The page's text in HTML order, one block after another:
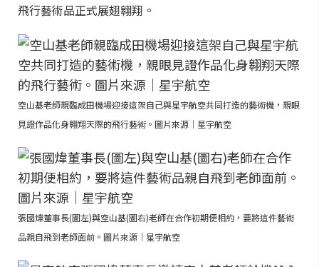
飛行藝術品正式展翅翱翔。
空山基老師親臨成田機場迎接這架自己與星宇航空共同打造的藝術機，親眼
見證作品化身翱翔天際的飛行藝術。圖片來源｜星宇航空
張國煒董事長(圖左)與空山基(圖右)老師在合作初期便相約，要將這件藝術
品親自飛到老師面前。圖片來源｜星宇航空